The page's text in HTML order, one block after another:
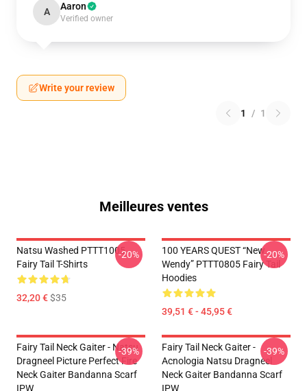
A Aaron
Verified owner
Write your review
1 / 1
Meilleures ventes
Natsu Washed PTTT1005
Fairy Tail T-Shirts
32,20 €$35
-20%
100 YEARS QUEST “New
Wendy” PTTT0805 Fairy Tail
Hoodies
39,51 € - 45,95 €
-20%
Fairy Tail Neck Gaiter - Natsu
Dragneel Picture Perfect Fire
Neck Gaiter Bandanna Scarf
IPW
-39%
Fairy Tail Neck Gaiter -
Acnologia Natsu Dragneel
Neck Gaiter Bandanna Scarf
IPW
-39%